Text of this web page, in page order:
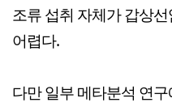
조류 섭취 자체가 갑상
어렵다.
다만 일부 메타분석 연